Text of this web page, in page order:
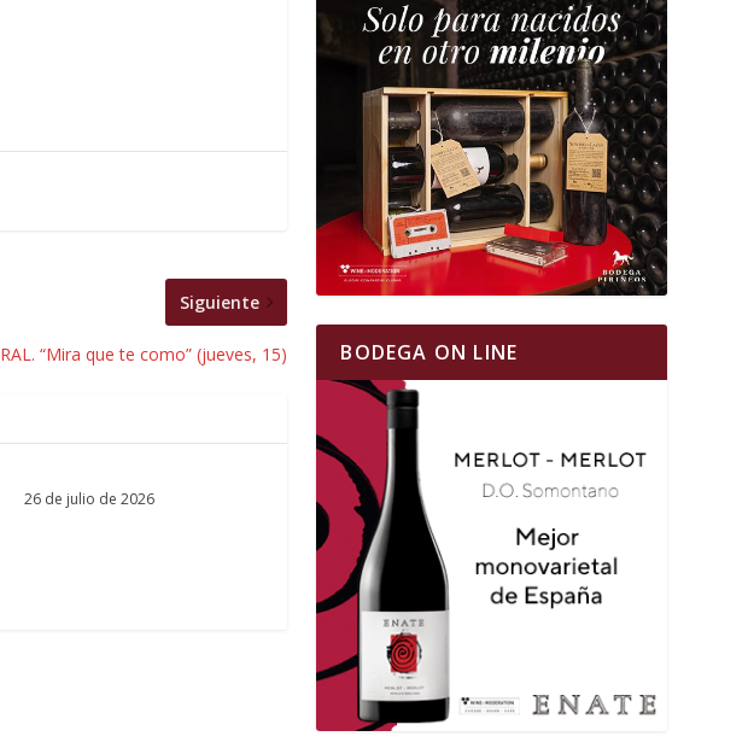
Siguiente
“Mira que te como” (jueves, 15)
26 de julio de 2026
BODEGA ON LINE